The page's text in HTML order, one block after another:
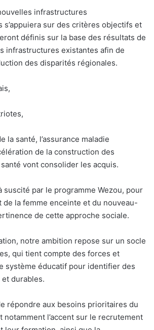
infrastructures
s’appuiera sur des critères objectifs et
définis sur la base des résultats de
infrastructures existantes afin de
des disparités régionales.
la santé, l’assurance maladie
de la construction des
vont consolider les acquis.
suscité par le programme Wezou, pour
de la femme enceinte et du nouveau-
de cette approche sociale.
notre ambition repose sur un socle
qui tient compte des forces et
système éducatif pour identifier des
durables.
répondre aux besoins prioritaires du
notamment l’accent sur le recrutement